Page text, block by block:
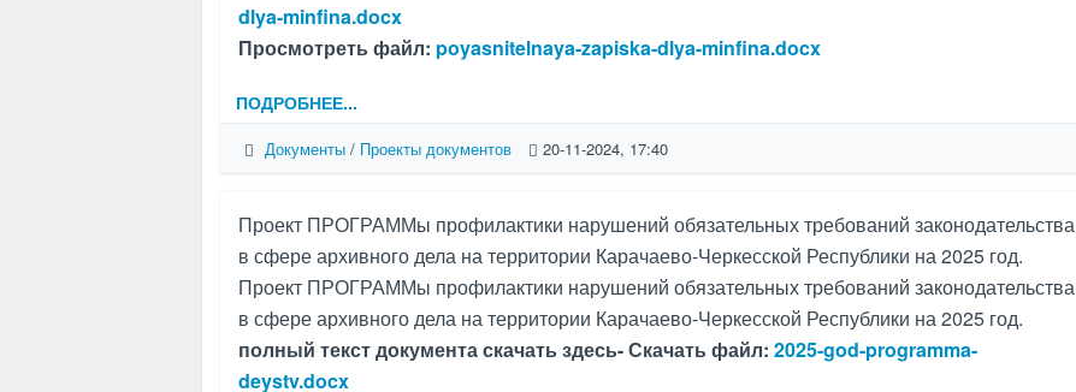
dlya-minfina.docx
Просмотреть файл: poyasnitelnaya-zapiska-dlya-minfina.docx
ПОДРОБНЕЕ...
Документы / Проекты документов 20-11-2024, 17:40
Проект ПРОГРАММы профилактики нарушений обязательных требований законодательства
в сфере архивного дела на территории Карачаево-Черкесской Республики на 2025 год.
Проект ПРОГРАММы профилактики нарушений обязательных требований законодательства
в сфере архивного дела на территории Карачаево-Черкесской Республики на 2025 год.
полный текст документа скачать здесь-Скачать файл: 2025-god-programma-
deystv.docx